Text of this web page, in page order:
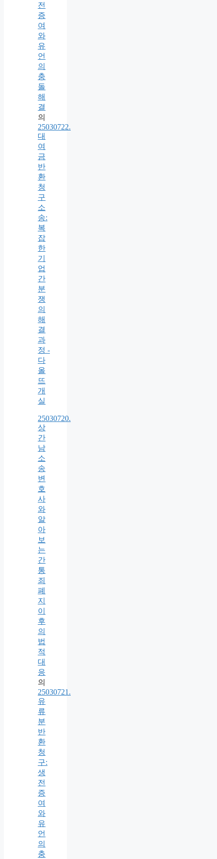
전
증
여
와
유
언
의
충
돌
해
결
의
25030722.
대
여
금
반
환
청
구
소
송:
복
잡
한
기
업
간
분
쟁
의
해
결
과
정 -
다
올
뜨
개
실
25030720.
상
간
남
소
송
변
호
사
와
알
아
보
는
간
통
죄
폐
지
이
후
의
법
적
대
응
의
25030721.
유
류
분
반
환
청
구:
생
전
증
여
와
유
언
의
충